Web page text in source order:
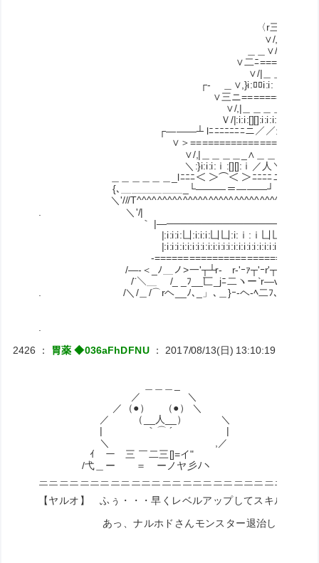
〈r三ﾆ
∨/,| 二二二二二二二
＿＿∨/}i:i:i:i:i:／／.二.＼＼
∨二ﾆ=====ﾆ／ ＞＜ ＼ﾆ
∨/|＿＿＿_l [][]¨[][]¨[][] |＿
┌- ＿∨,}i:ﾛﾛi:i:ｉﾛ:|ﾆﾆﾆﾆﾆﾆﾆニ|:ﾛ
∨三ニ
∨/,|＿＿＿＿＿＿＿_／＼＿＿
Ｖ/|:i:i:[][]:i:i:i:i:[][]:i:i:i／／＼＼ｉ
┌―――┴ lﾆﾆﾆﾆﾆﾆﾆニ／／:::＝:::＼＼ﾆニ
∨＞
∨/,|＿＿＿＿_∧＿＿＿＿＿＿＿＿＿＿
＼:}i:i:i:ｉ:[][]:ｉ／人＼
＿＿＿＿＿＿_lﾆﾆﾆ＜ ＞⌒＜ ＞ﾆﾆﾆﾆニニニニニ＜
{､＿＿＿＿＿＿_└―――＝―――┘ └―――
＼'///
. ＼'/
｀
|:i:i:i:凵:i:i:i:凵凵:i:ｉ:ｉ凵凵:i:i:i:凵凵:i:ｉ:ｉ:凵
-
/―-＜_ﾉ＿ノ>一'┬┴r‐ゝr‐'ｰｧ┬'ｰr'┬'⌒Y⌒ｴ¨＞‐r'
/¨＼＿ /_ _ﾌ__匸_jﾆ二ヽー`r―v⌒i⌒)二「＿工
. /＼/＿/⌒rヘ__ﾉ､_」､＿}ｰ-ヘ-ﾍ二ﾌ､⌒>‐`r‐<
2426 ： 胃薬 ◆036aFhDFNU ： 2017/08/13(日) 13:10:19
／ ＼
／（●） （●） ＼
／ （__人__） ＼
| ｀⌒ ´ |
＼ ,／
ｲ ー￣三 ￣二三[]=イ"ゝ
/弋＿ー ＝ ーノヤ彡ﾉヽ
￣￣￣￣￣￣￣￣￣￣￣￣￣￣￣￣￣￣￣￣￣￣￣￣￣￣
【ヤルオ】 ふぅ・・・早くレベルアップしてスキルを制
あっ、ナルホドさんモンスター退治しに行くので